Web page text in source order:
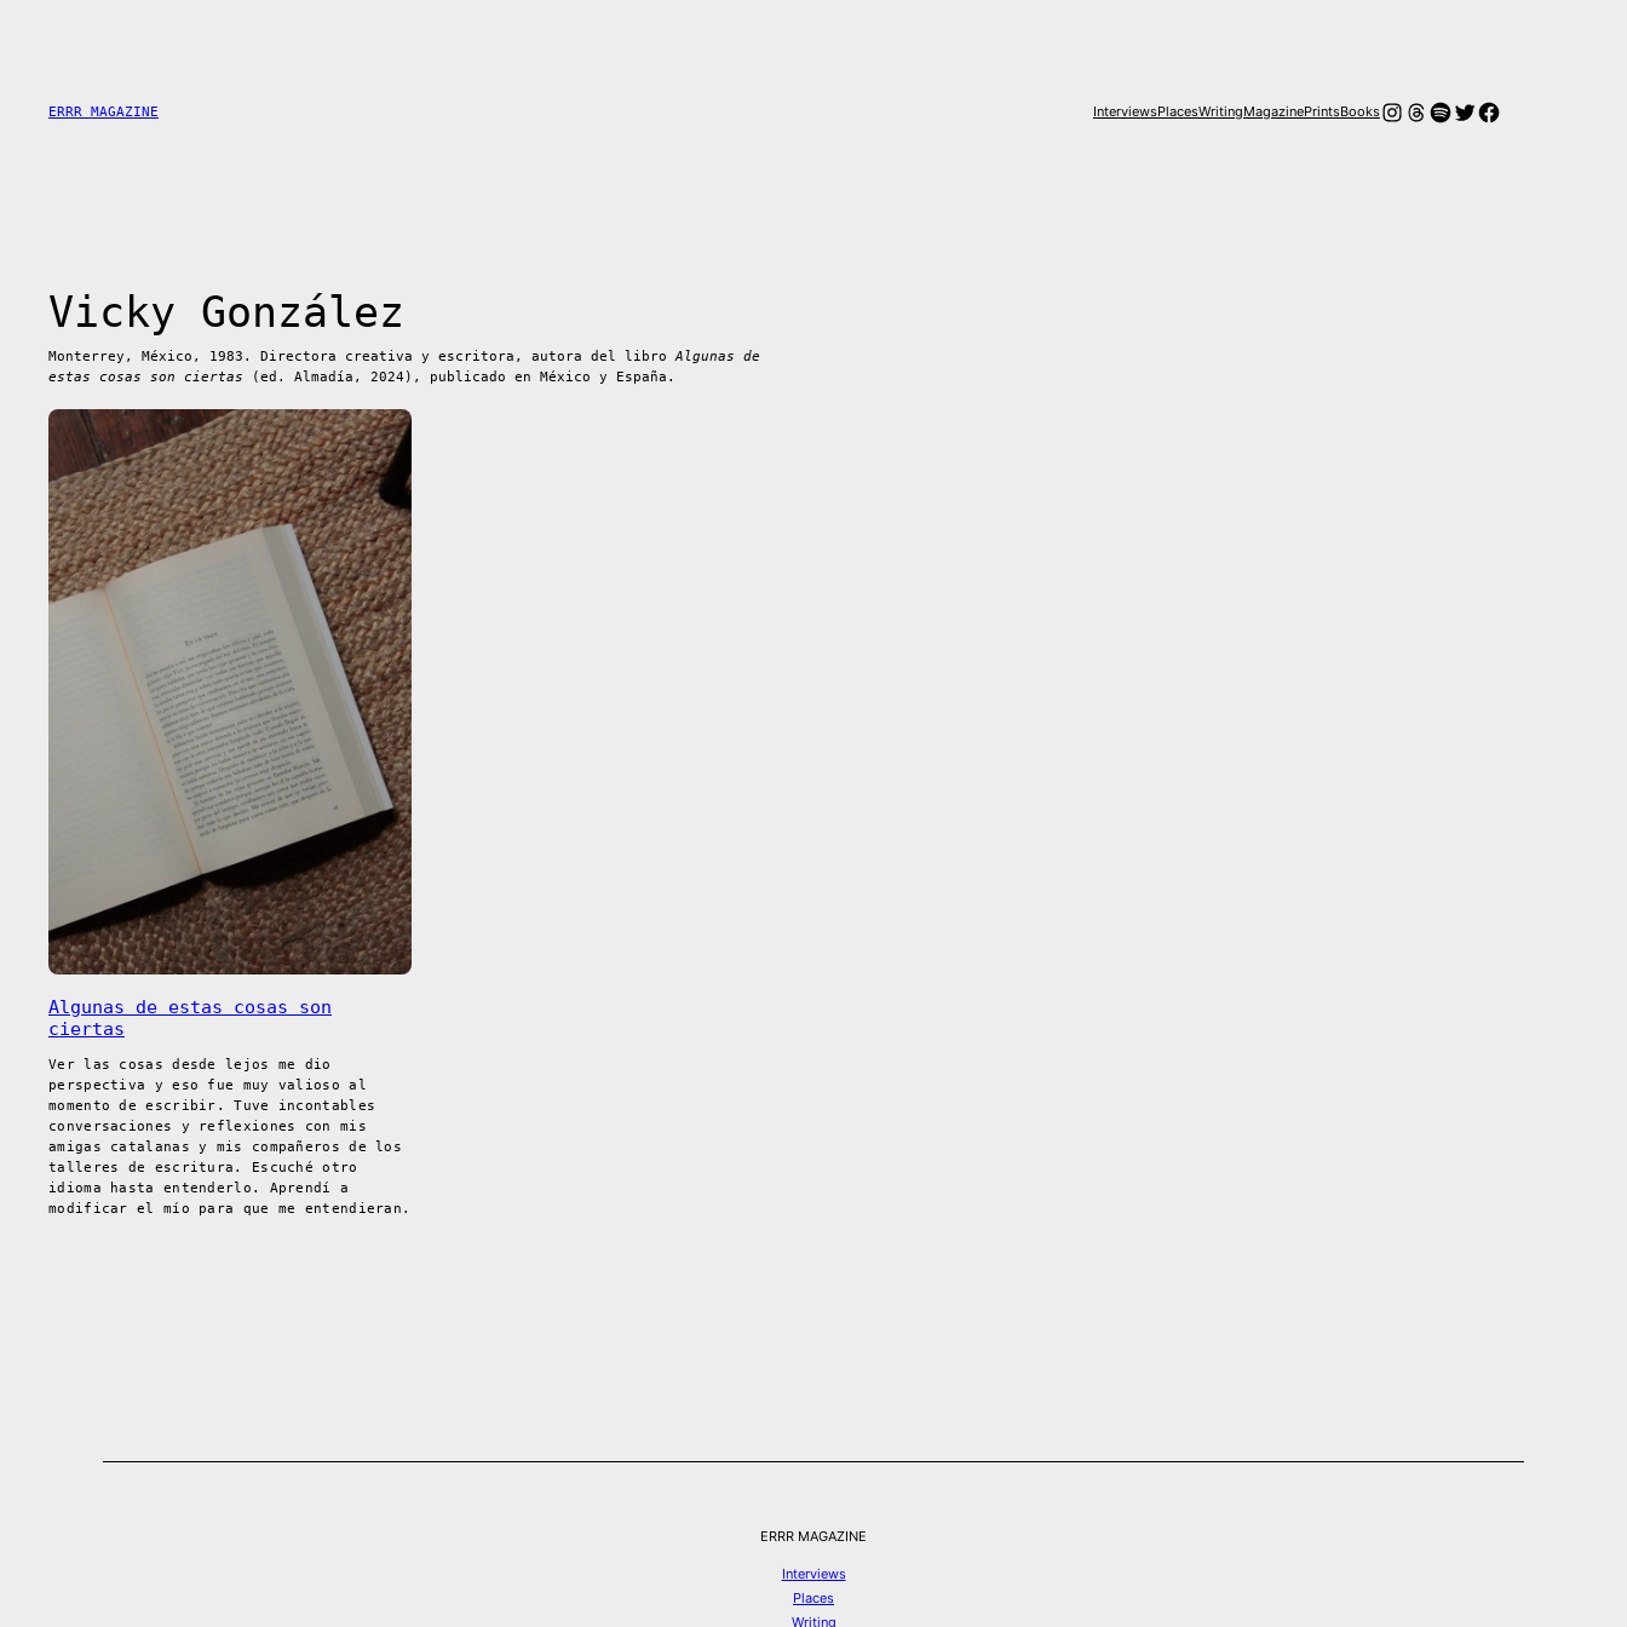
ERRR MAGAZINE InterviewsPlacesWritingMagazinePrintsBooksInstagram
Hilos
Spotify
Twitter
Facebook
Vicky González
Monterrey, México, 1983. Directora creativa y escritora, autora del libroAlgunas de
estas cosas son ciertas (ed. Almadía, 2024), publicado en México y España.
Algunas de estas cosas son
ciertas
Ver las cosas desde lejos me dio
perspectiva y eso fue muy valioso al
momento de escribir. Tuve incontables
conversaciones y reflexiones con mis
amigas catalanas y mis compañeros de los
talleres de escritura. Escuché otro
idioma hasta entenderlo. Aprendí a
modificar el mío para que me entendieran.
ERRR MAGAZINE
Interviews
Places
Writing